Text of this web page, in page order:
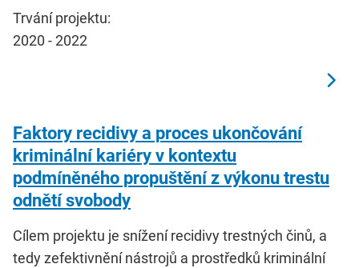
Trvání projektu:
2020 - 2022
Faktory recidivy a proces ukončování
kriminální kariéry v kontextu
podmíněného propuštění z výkonu trestu
odnětí svobody
Cílem projektu je snížení recidivy trestných činů, a
tedy zefektivnění nástrojů a prostředků kriminální